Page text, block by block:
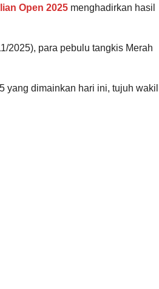
Open 2025 menghadirkan hasil
2025), para pebulu tangkis Merah
yang dimainkan hari ini, tujuh wakil